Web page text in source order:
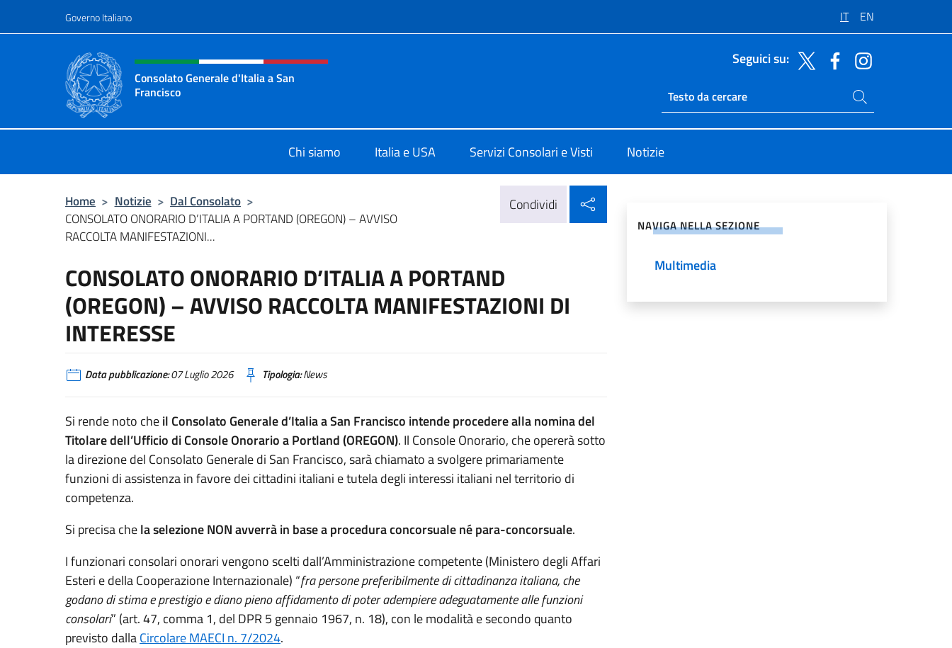
Governo Italiano IT EN
Intestazione sito, social e menù
Consolato Generale d'Italia a San
Francisco
Seguici su:
Ricerca sito live
Cerca nel sito
Chi siamo Italia e USA Servizi Consolari e Visti Notizie
Home > Notizie > Dal Consolato >
CONSOLATO ONORARIO D’ITALIA A PORTAND (OREGON) – AVVISO
RACCOLTA MANIFESTAZIONI...
Condividi
CONSOLATO ONORARIO D’ITALIA A PORTAND
(OREGON) – AVVISO RACCOLTA MANIFESTAZIONI DI
INTERESSE
Data pubblicazione:07 Luglio 2026 Tipologia:News
Si rende noto cheil Consolato Generale d’Italia a San Francisco intende procedere alla nomina del
Titolare dell’Ufficio di Console Onorario a Portland (OREGON). Il Console Onorario, che opererà sotto
la direzione del Consolato Generale di San Francisco, sarà chiamato a svolgere primariamente
funzioni di assistenza in favore dei cittadini italiani e tutela degli interessi italiani nel territorio di
competenza.
Si precisa chela selezione NON avverrà in base a procedura concorsuale né para-concorsuale.
I funzionari consolari onorari vengono scelti dall’Amministrazione competente (Ministero degli Affari
Esteri e della Cooperazione Internazionale) “fra persone preferibilmente di cittadinanza italiana, che
godano di stima e prestigio e diano pieno affidamento di poter adempiere adeguatamente alle funzioni
consolari” (art. 47, comma 1, del DPR 5 gennaio 1967, n. 18), con le modalità e secondo quanto
previsto dallaCircolare MAECI n. 7/2024.
NAVIGA NELLA SEZIONE
Multimedia